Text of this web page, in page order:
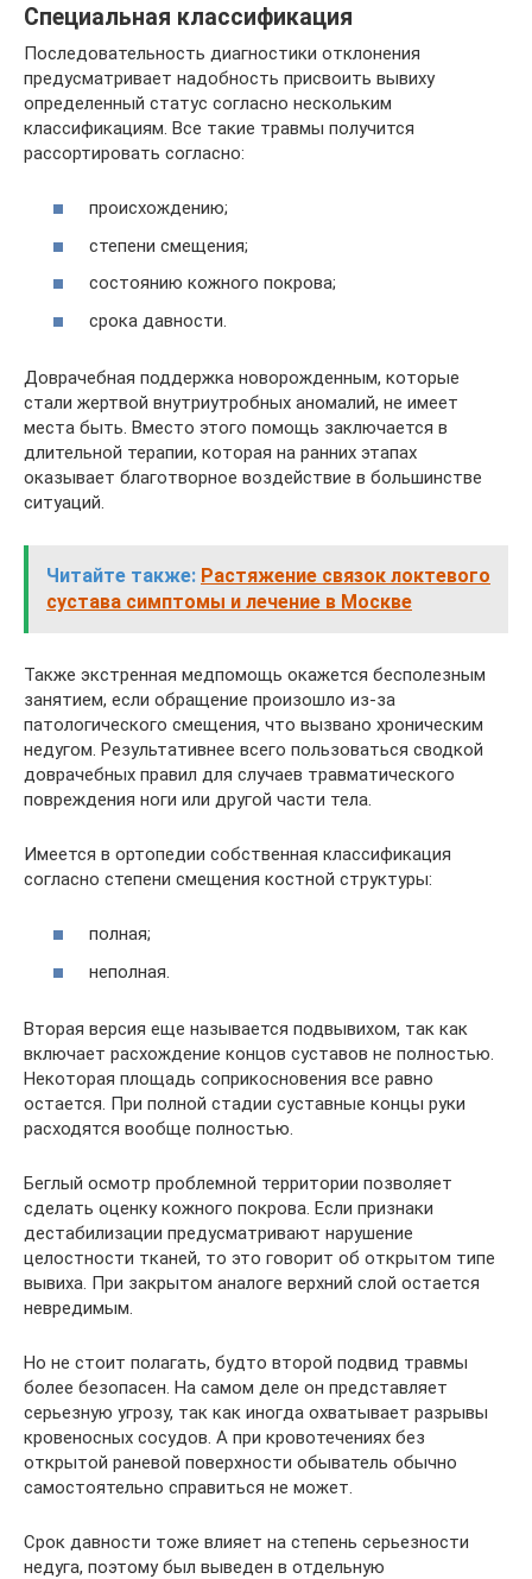
Специальная классификация
Последовательность диагностики отклонения
предусматривает надобность присвоить вывиху
определенный статус согласно нескольким
классификациям. Все такие травмы получится
рассортировать согласно:
происхождению;
степени смещения;
состоянию кожного покрова;
срока давности.
Доврачебная поддержка новорожденным, которые
стали жертвой внутриутробных аномалий, не имеет
места быть. Вместо этого помощь заключается в
длительной терапии, которая на ранних этапах
оказывает благотворное воздействие в большинстве
ситуаций.
Читайте также: Растяжение связок локтевого
сустава симптомы и лечение в Москве
Также экстренная медпомощь окажется бесполезным
занятием, если обращение произошло из-за
патологического смещения, что вызвано хроническим
недугом. Результативнее всего пользоваться сводкой
доврачебных правил для случаев травматического
повреждения ноги или другой части тела.
Имеется в ортопедии собственная классификация
согласно степени смещения костной структуры:
полная;
неполная.
Вторая версия еще называется подвывихом, так как
включает расхождение концов суставов не полностью.
Некоторая площадь соприкосновения все равно
остается. При полной стадии суставные концы руки
расходятся вообще полностью.
Беглый осмотр проблемной территории позволяет
сделать оценку кожного покрова. Если признаки
дестабилизации предусматривают нарушение
целостности тканей, то это говорит об открытом типе
вывиха. При закрытом аналоге верхний слой остается
невредимым.
Но не стоит полагать, будто второй подвид травмы
более безопасен. На самом деле он представляет
серьезную угрозу, так как иногда охватывает разрывы
кровеносных сосудов. А при кровотечениях без
открытой раневой поверхности обыватель обычно
самостоятельно справиться не может.
Срок давности тоже влияет на степень серьезности
недуга, поэтому был выведен в отдельную